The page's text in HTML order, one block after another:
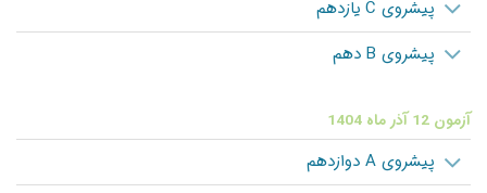
پیشروی C یازدهم
پیشروی B دهم
آزمون 12 آذر ماه 1404
پیشروی A دوازدهم